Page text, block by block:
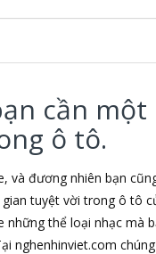
cần một
ô tô.
và đương nhiên bạn
tuyệt vời trong ô tô
những thể loại nhạc mà
nghenhinviet.com